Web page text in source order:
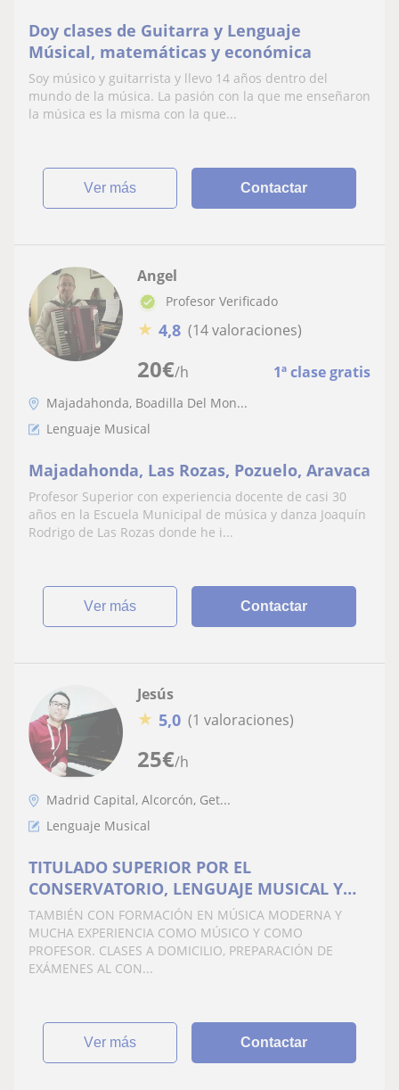
Doy clases de Guitarra y Lenguaje
Músical, matemáticas y económica
Soy músico y guitarrista y llevo 14 años dentro del
mundo de la música. La pasión con la que me enseñaron
la música es la misma con la que...
ver más Contactar
20€/h 1ª clase gratis
Angel
Profesor Verificado
★ 4,8 (14 valoraciones)
Majadahonda, Boadilla Del Mon...
Lenguaje Musical
Majadahonda, Las Rozas, Pozuelo, Aravaca
Profesor Superior con experiencia docente de casi 30
años en la Escuela Municipal de música y danza Joaquín
Rodrigo de Las Rozas donde he i...
ver más Contactar
25€/h
Jesús
★ 5,0 (1 valoraciones)
Madrid Capital, Alcorcón, Get...
Lenguaje Musical
TITULADO SUPERIOR POR EL
CONSERVATORIO, LENGUAJE MUSICAL Y
ARMONÍA A DOMICILIO
TAMBIÉN CON FORMACIÓN EN MÚSICA MODERNA Y
MUCHA EXPERIENCIA COMO MÚSICO Y COMO
PROFESOR. CLASES A DOMICILIO, PREPARACIÓN DE
EXÁMENES AL CON...
ver más Contactar